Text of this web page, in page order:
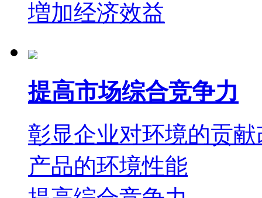
増加经济效益
提高市场综合竞争力
彰显企业对环境的贡献
产品的环境性能